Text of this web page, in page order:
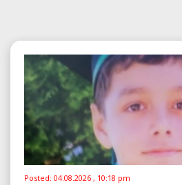
Posted: 04.08.2026 , 10:18 pm